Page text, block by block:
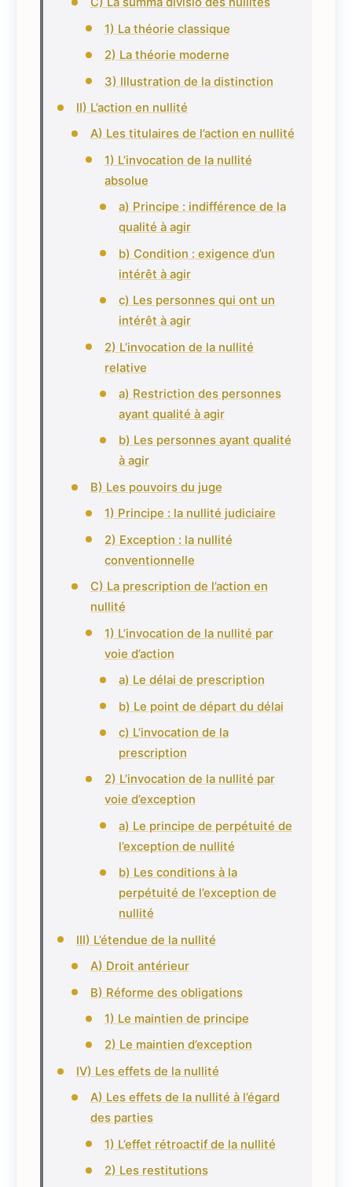
1) La théorie classique
2) La théorie moderne
3) Illustration de la distinction
II) L’action en nullité
A) Les titulaires de l’action en nullité
1) L’invocation de la nullité
absolue
a) Principe : indifférence de la
qualité à agir
b) Condition : exigence d’un
intérêt à agir
c) Les personnes qui ont un
intérêt à agir
2) L’invocation de la nullité
relative
a) Restriction des personnes
ayant qualité à agir
b) Les personnes ayant qualité
à agir
B) Les pouvoirs du juge
1) Principe : la nullité judiciaire
2) Exception : la nullité
conventionnelle
C) La prescription de l’action en
nullité
1) L’invocation de la nullité par
voie d’action
a) Le délai de prescription
b) Le point de départ du délai
c) L’invocation de la
prescription
2) L’invocation de la nullité par
voie d’exception
a) Le principe de perpétuité de
l’exception de nullité
b) Les conditions à la
perpétuité de l’exception de
nullité
III) L’étendue de la nullité
A) Droit antérieur
B) Réforme des obligations
1) Le maintien de principe
2) Le maintien d’exception
IV) Les effets de la nullité
A) Les effets de la nullité à l’égard
des parties
1) L’effet rétroactif de la nullité
2) Les restitutions